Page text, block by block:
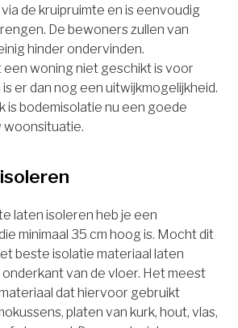
de kruipruimte en is eenvoudig
De bewoners zullen van
hinder ondervinden.
woning niet geschikt is voor
er dan nog een uitwijkmogelijkheid.
is bodemisolatie nu een goede
woonsituatie.
laten isoleren heb je een
minimaal 35 cm hoog is. Mocht dit
beste isolatie materiaal laten
van de vloer. Het meest
dat hiervoor gebruikt
platen van kurk, hout, vlas,